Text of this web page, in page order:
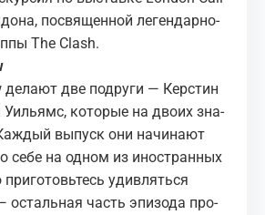
по­свя­щен­ной ле­ген­дар­но­
The Clash.
де­ла­ют две по­дру­ги — Кер­стин
Уи­льямс, ко­то­рые на дво­их зна­
вы­пуск они на­чи­на­ют
себе на од­ном из ино­стран­ных
удив­лять­ся
осталь­ная часть эпи­зо­да про­